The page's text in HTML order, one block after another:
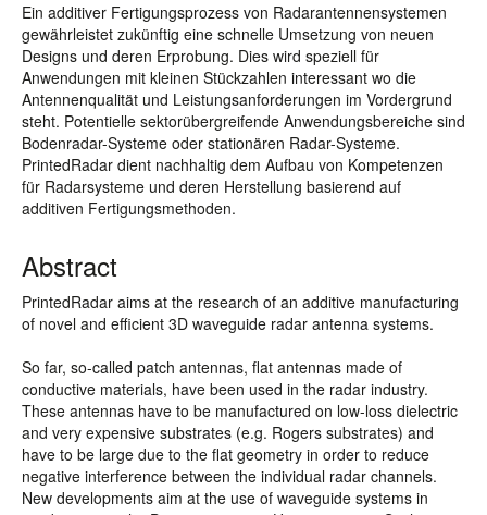
Ein additiver Fertigungsprozess von Radarantennensystemen
gewährleistet zukünftig eine schnelle Umsetzung von neuen
Designs und deren Erprobung. Dies wird speziell für
Anwendungen mit kleinen Stückzahlen interessant wo die
Antennenqualität und Leistungsanforderungen im Vordergrund
steht. Potentielle sektorübergreifende Anwendungsbereiche sind
Bodenradar-Systeme oder stationären Radar-Systeme.
PrintedRadar dient nachhaltig dem Aufbau von Kompetenzen
für Radarsysteme und deren Herstellung basierend auf
additiven Fertigungsmethoden.
Abstract
PrintedRadar aims at the research of an additive manufacturing
of novel and efficient 3D waveguide radar antenna systems.
So far, so-called patch antennas, flat antennas made of
conductive materials, have been used in the radar industry.
These antennas have to be manufactured on low-loss dielectric
and very expensive substrates (e.g. Rogers substrates) and
have to be large due to the flat geometry in order to reduce
negative interference between the individual radar channels.
New developments aim at the use of waveguide systems in